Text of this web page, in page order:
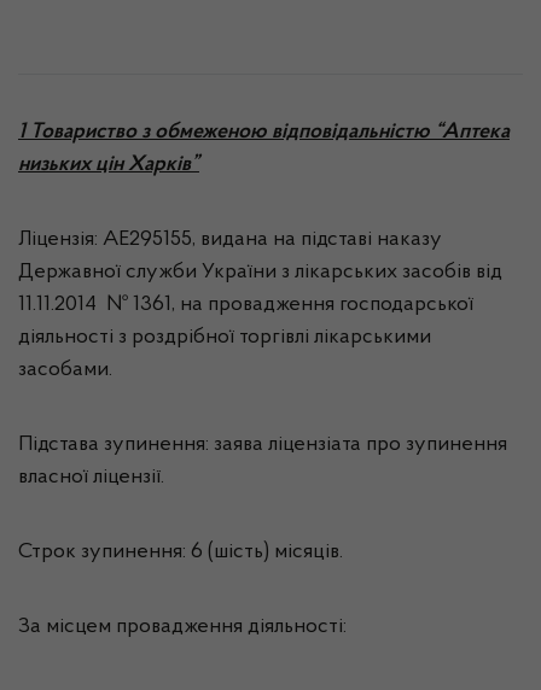
1 Товариство з обмеженою відповідальністю “Аптека
низьких цін Харків”
Ліцензія: АЕ295155, видана на підставі наказу
Державної служби України з лікарських засобів від
11.11.2014 № 1361, на провадження господарської
діяльності з роздрібної торгівлі лікарськими
засобами.
Підстава зупинення: заява ліцензіата про зупинення
власної ліцензії.
Строк зупинення: 6 (шість) місяців.
За місцем провадження діяльності: